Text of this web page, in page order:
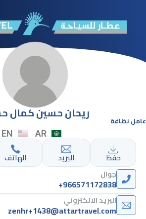
ريحان حسين كمال عامل نظافة
AR
EN
حفظ البريد الهاتف
جوال
+966571172838
البريد الالكتروني
zenhr+1438@attartravel.com